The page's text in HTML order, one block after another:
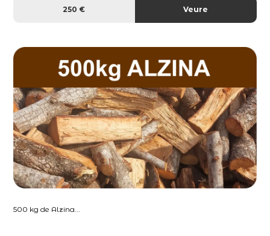
250 € Veure
500 kg de Alzina...